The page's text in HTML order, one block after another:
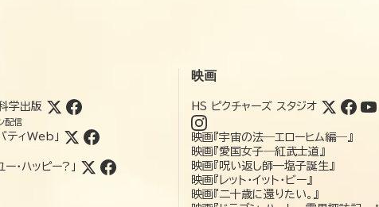
学出版
配信
ティWeb」
ー・ハッピー?」
映画
HS ピクチャーズ スタジオ
映画『宇宙の法―エローヒム編―』
映画『愛国女子―紅武士道』
映画『呪い返し師—塩子誕生』
映画『レット・イット・ビー』
映画『二十歳に還りたい。』